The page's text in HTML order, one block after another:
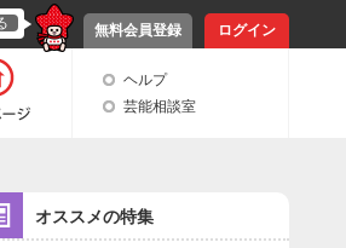
無料会員登録 ログイン
ヘルプ
芸能相談室
オススメの特集